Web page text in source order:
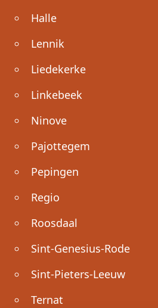
Halle
Lennik
Liedekerke
Linkebeek
Ninove
Pajottegem
Pepingen
Regio
Roosdaal
Sint-Genesius-Rode
Sint-Pieters-Leeuw
Ternat